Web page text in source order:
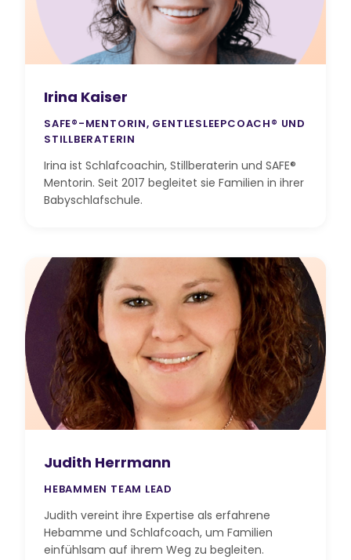
Irina Kaiser
SAFE®-MENTORIN, GENTLESLEEPCOACH® UND
STILLBERATERIN
Irina ist Schlafcoachin, Stillberaterin und SAFE®
Mentorin. Seit 2017 begleitet sie Familien in ihrer
Babyschlafschule.
Judith Herrmann
HEBAMMEN TEAM LEAD
Judith vereint ihre Expertise als erfahrene
Hebamme und Schlafcoach, um Familien
einfühlsam auf ihrem Weg zu begleiten.